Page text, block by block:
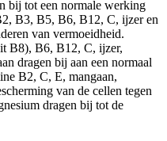
bij tot een normale werking
B3, B5, B6, B12, C, ijzer en
van vermoeidheid.
B8), B6, B12, C, ijzer,
dragen bij aan een normaal
B2, C, E, mangaan,
van de cellen tegen
dragen bij tot de